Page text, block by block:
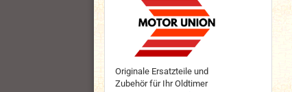
Originale Ersatzteile und
Zubehör für Ihr Oldtimer